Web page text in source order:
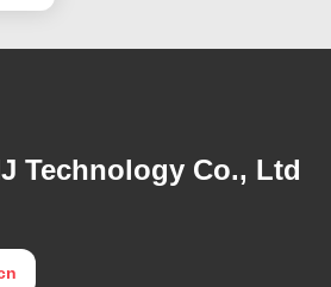
Technology Co., Ltd